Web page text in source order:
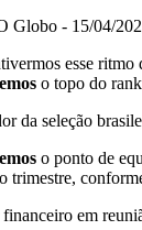
Globo - 15/04/
esse ritmo
o topo do
da seleção
o ponto de
trimestre,
em